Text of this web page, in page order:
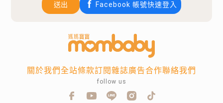
送出
Facebook 帳號快速登入
關於我們全站條款訂閱雜誌廣告合作聯絡我們
follow us